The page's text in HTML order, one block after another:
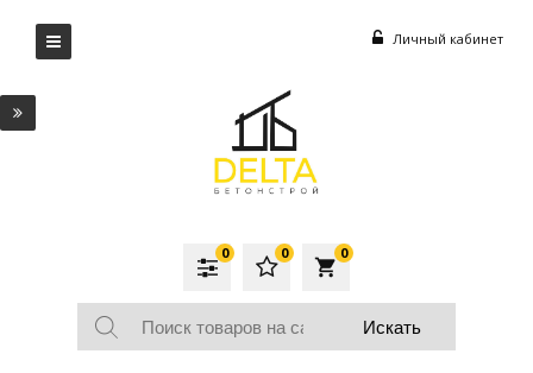
Личный кабинет
local_grocery_store
0
0
0